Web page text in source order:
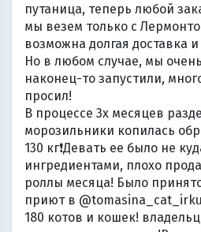
путаница, теперь любой
мы везем только с
возможна долгая доставка
Но в любом случае, мы
наконец-то запустили,
просил!
В процессе 3х месяцев
морозильники копилась
130 кг❗️Девать ее было не
ингредиентами, плохо
роллы месяца! Было
приют в
180 котов и кошек!